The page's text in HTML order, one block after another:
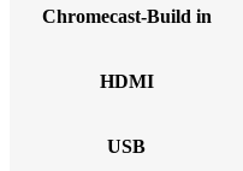
Chromecast-Build in
HDMI
USB